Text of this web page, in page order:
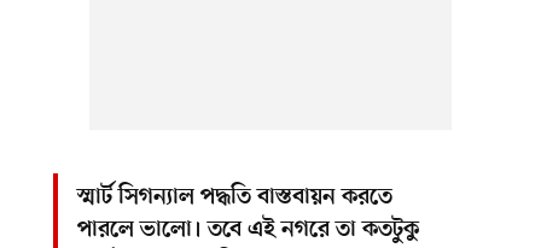
স্মার্ট সিগন্যাল পদ্ধতি বাস্তবায়ন করতে
পারলে ভালো। তবে এই নগরে তা কতটুকু